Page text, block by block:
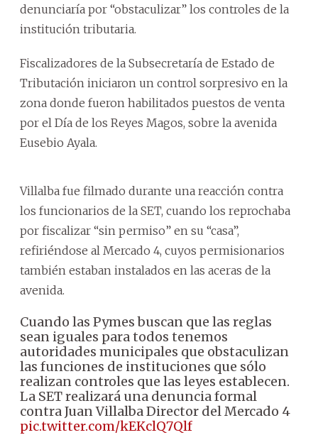
denunciaría por “obstaculizar” los controles de la
institución tributaria.
Fiscalizadores de la Subsecretaría de Estado de
Tributación iniciaron un control sorpresivo en la
zona donde fueron habilitados puestos de venta
por el Día de los Reyes Magos, sobre la avenida
Eusebio Ayala.
Villalba fue filmado durante una reacción contra
los funcionarios de la SET, cuando los reprochaba
por fiscalizar “sin permiso” en su “casa”,
refiriéndose al Mercado 4, cuyos permisionarios
también estaban instalados en las aceras de la
avenida.
Cuando las Pymes buscan que las reglas
sean iguales para todos tenemos
autoridades municipales que obstaculizan
las funciones de instituciones que sólo
realizan controles que las leyes establecen.
La SET realizará una denuncia formal
contra Juan Villalba Director del Mercado 4
pic.twitter.com/kEKclQ7Qlf